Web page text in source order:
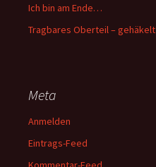
Ich bin am Ende…
Tragbares Oberteil – gehäkelt
Meta
Anmelden
Eintrags-Feed